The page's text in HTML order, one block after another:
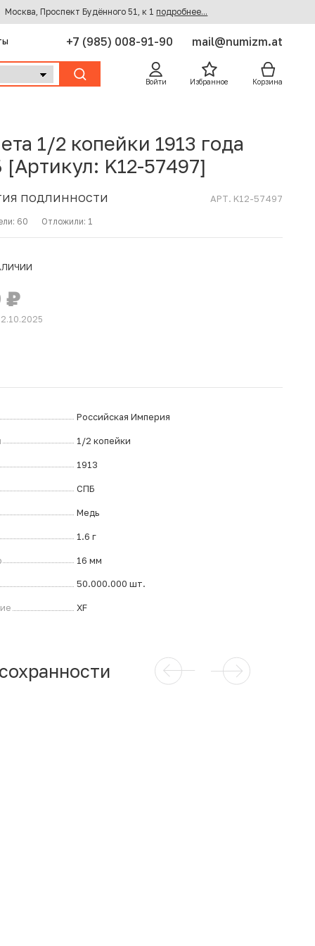
Москва, Проспект Будённого 51, к 1 подробнее...
+7 (985) 008-91-90 mail@numizm.at
Войти Избранное Корзина
1/2 копейки 1913 года
K12-57497]
ПОДЛИННОСТИ АРТ. K12-57497
60 Отложили: 1
₽
Российская Империя
1/2 копейки
1913
СПБ
Медь
1.6 г
16 мм
50.000.000 шт.
XF